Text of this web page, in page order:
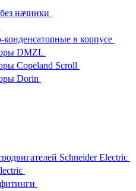
начинки
в корпусе
DMZL
Copeland Scroll
Dorin
Schneider Electric